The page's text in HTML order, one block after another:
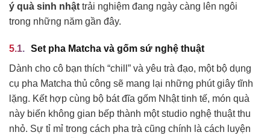
ý quà sinh nhật trải nghiệm đang ngày càng lên ngôi
trong những năm gần đây.
Set pha Matcha và gốm sứ nghệ thuật
Dành cho cô bạn thích “chill” và yêu trà đạo, một bộ dụng
cụ pha Matcha thủ công sẽ mang lại những phút giây tĩnh
lặng. Kết hợp cùng bộ bát đĩa gốm Nhật tinh tế, món quà
này biến không gian bếp thành một studio nghệ thuật thu
nhỏ. Sự tỉ mỉ trong cách pha trà cũng chính là cách luyện